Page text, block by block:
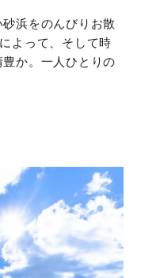
浜をのんびりお散
よって、そして時
か。一人ひとりの